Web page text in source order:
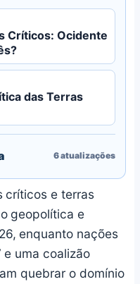
o poder global.
Críticos: Ocidente
das Terras
6atualizações
críticos e terras
geopolítica e
enquanto nações
uma coalizão
quebrar o domínio